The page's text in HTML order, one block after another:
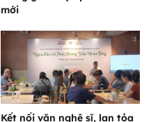
mới
Kết nối văn nghệ sĩ, lan tỏa